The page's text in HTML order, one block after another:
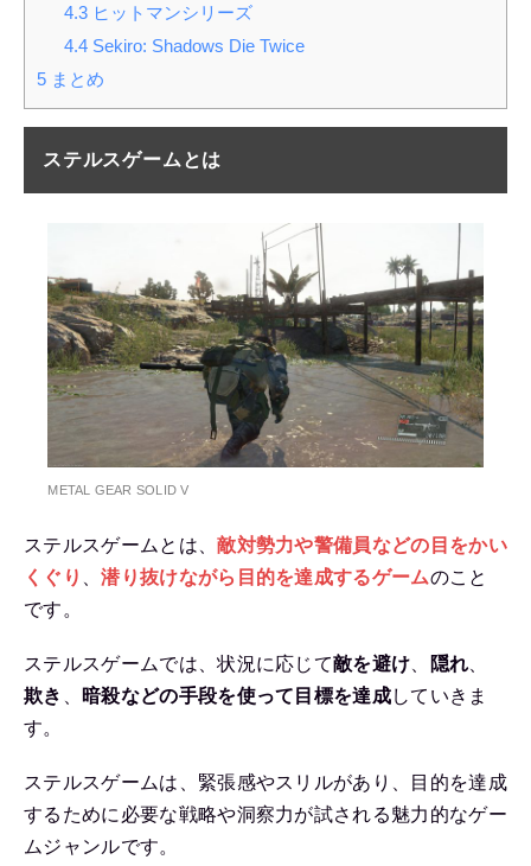
4.3ヒットマンシリーズ
4.4Sekiro: Shadows Die Twice
5 まとめ
ステルスゲームとは
METAL GEAR SOLID V
ステルスゲームとは、敵対勢力や警備員などの目をかい
くぐり
、潜り抜けながら目的を達成するゲームのこと
です。
ステルスゲームでは、状況に応じて敵を避け 隠れ
欺き
暗殺などの手段を使って目標を達成していきま
す。
ステルスゲームは、緊張感やスリルがあり、目的を達成
するために必要な戦略や洞察力が試される魅力的なゲー
ムジャンルです。